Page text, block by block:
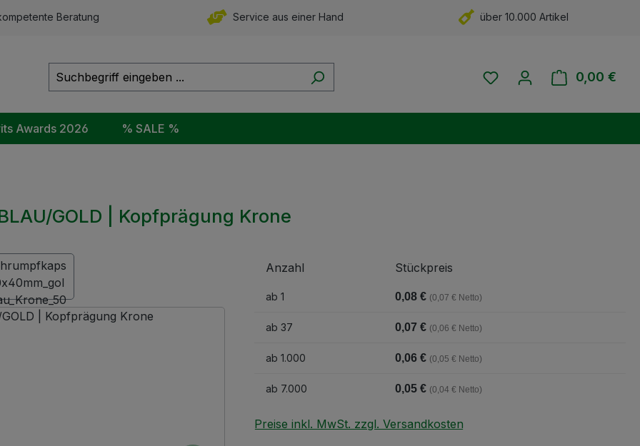
Beratung Service aus einer Hand über 10.000 Artikel
Du hast 0 Produkte auf
0,00 €
Awards 2026 % SALE %
GOLD | Kopfprägung Krone
Anzahl Stückpreis
ab 1 0,08 € (0,07 € Netto)
ab 37 0,07 € (0,06 € Netto)
ab 1.000 0,06 € (0,05 € Netto)
ab 7.000 0,05 € (0,04 € Netto)
Preise inkl. MwSt. zzgl. Versandkosten